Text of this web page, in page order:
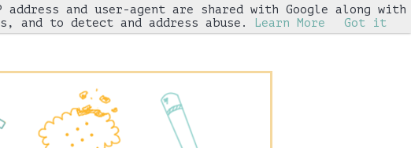
Iniziative
and user-agent are shared with Google along with
and to detect and address abuse.
Learn More Got it